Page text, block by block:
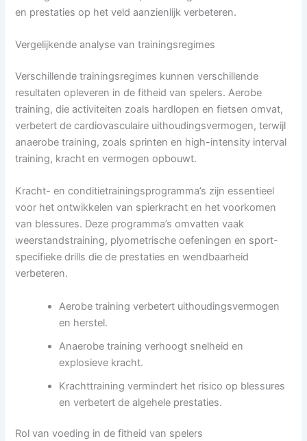
en prestaties op het veld aanzienlijk verbeteren.
Vergelijkende analyse van trainingsregimes
Verschillende trainingsregimes kunnen verschillende
resultaten opleveren in de fitheid van spelers. Aerobe
training, die activiteiten zoals hardlopen en fietsen omvat,
verbetert de cardiovasculaire uithoudingsvermogen, terwijl
anaerobe training, zoals sprinten en high-intensity interval
training, kracht en vermogen opbouwt.
Kracht- en conditietrainingsprogramma’s zijn essentieel
voor het ontwikkelen van spierkracht en het voorkomen
van blessures. Deze programma’s omvatten vaak
weerstandstraining, plyometrische oefeningen en sport-
specifieke drills die de prestaties en wendbaarheid
verbeteren.
Aerobe training verbetert uithoudingsvermogen
en herstel.
Anaerobe training verhoogt snelheid en
explosieve kracht.
Krachttraining vermindert het risico op blessures
en verbetert de algehele prestaties.
Rol van voeding in de fitheid van spelers